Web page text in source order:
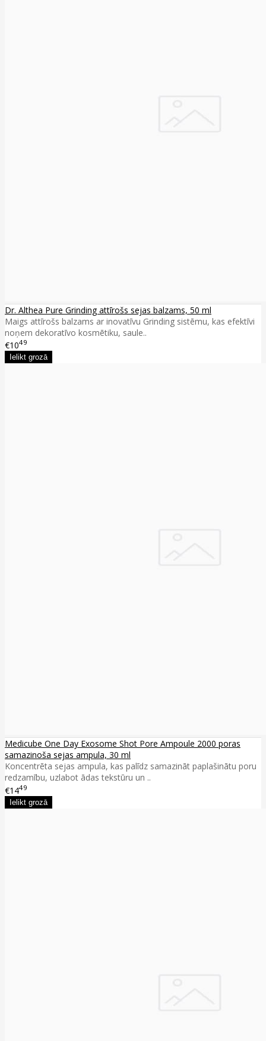
Dr. Althea Pure Grinding attīrošs sejas balzams, 50 ml
Maigs attīrošs balzams ar inovatīvu Grinding sistēmu, kas efektīvi
noņem dekoratīvo kosmētiku, saule..
€1049
Medicube One Day Exosome Shot Pore Ampoule 2000 poras
samazinoša sejas ampula, 30 ml
Koncentrēta sejas ampula, kas palīdz samazināt paplašinātu poru
redzamību, uzlabot ādas tekstūru un ..
€1449